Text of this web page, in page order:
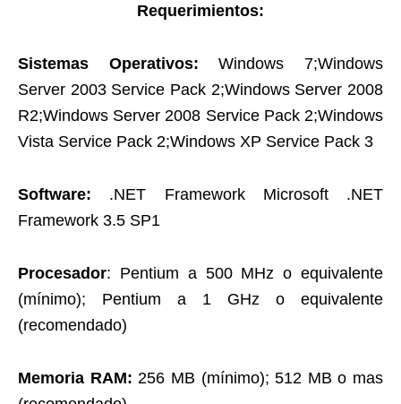
Requerimientos:
Sistemas Operativos: Windows 7;Windows
Server 2003 Service Pack 2;Windows Server 2008
R2;Windows Server 2008 Service Pack 2;Windows
Vista Service Pack 2;Windows XP Service Pack 3
Software: .NET Framework Microsoft .NET
Framework 3.5 SP1
Procesador: Pentium a 500 MHz o equivalente
(mínimo); Pentium a 1 GHz o equivalente
(recomendado)
Memoria RAM: 256 MB (mínimo); 512 MB o mas